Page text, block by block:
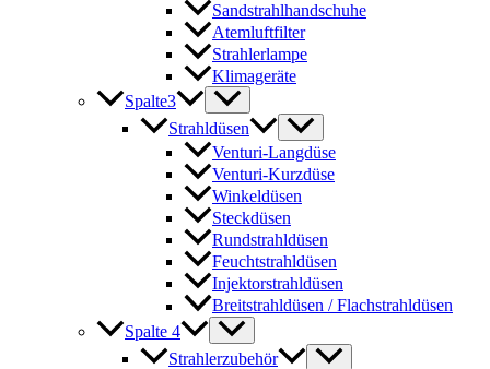
Sandstrahlhandschuhe
Atemluftfilter
Strahlerlampe
Klimageräte
Spalte3
Strahldüsen
Venturi-Langdüse
Venturi-Kurzdüse
Winkeldüsen
Steckdüsen
Rundstrahldüsen
Feuchtstrahldüsen
Injektorstrahldüsen
Breitstrahldüsen / Flachstrahldüsen
Spalte 4
Strahlerzubehör